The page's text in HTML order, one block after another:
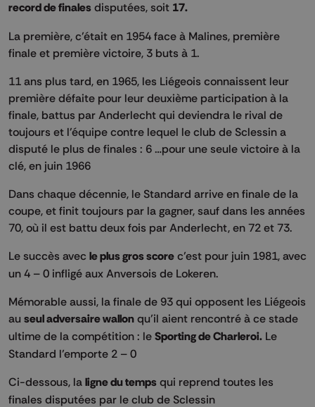
record de finales disputées, soit 17.
La première, c’était en 1954 face à Malines, première
finale et première victoire, 3 buts à 1.
11 ans plus tard, en 1965, les Liégeois connaissent leur
première défaite pour leur deuxième participation à la
finale, battus par Anderlecht qui deviendra le rival de
toujours et l’équipe contre lequel le club de Sclessin a
disputé le plus de finales : 6 …pour une seule victoire à la
clé, en juin 1966
Dans chaque décennie, le Standard arrive en finale de la
coupe, et finit toujours par la gagner, sauf dans les années
70, où il est battu deux fois par Anderlecht, en 72 et 73.
Le succès avec le plus gros score c’est pour juin 1981, avec
un 4 – 0 infligé aux Anversois de Lokeren.
Mémorable aussi, la finale de 93 qui opposent les Liégeois
au seul adversaire wallon qu’il aient rencontré à ce stade
ultime de la compétition : le Sporting de Charleroi. Le
Standard l’emporte 2 – 0
Ci-dessous, la ligne du temps qui reprend toutes les
finales disputées par le club de Sclessin